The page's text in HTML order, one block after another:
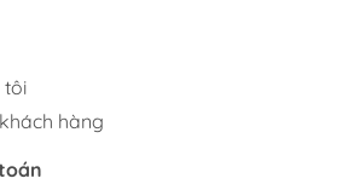
tôi
hàng